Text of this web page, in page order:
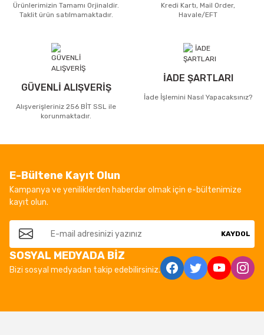
Ürünlerimizin Tamamı Orjinaldir.
Taklit ürün satılmamaktadır.
Kredi Kartı, Mail Order,
Havale/EFT
GÜVENLİ ALIŞVERİŞ
Alışverişleriniz 256 BİT SSL ile
korunmaktadır.
İADE ŞARTLARI
İade İşlemini Nasıl Yapacaksınız?
E-Bültene Kayıt Olun
Kampanya ve yeniliklerden haberdar olmak için e-bültenimize
kayıt olun.
KAYDOL
SOSYAL MEDYADA BİZ
Bizi sosyal medyadan takip edebilirsiniz.